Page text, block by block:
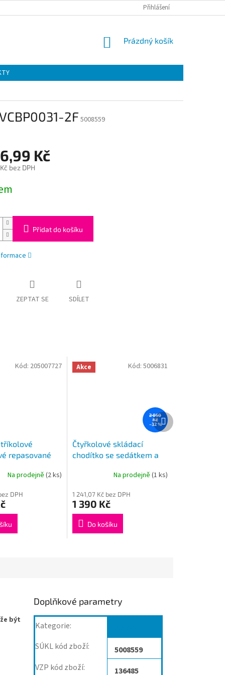
Přihlášení
NÁKUPNÍ
Prázdný košík
2F 5008559
Kč
bez DPH
Přidat do košíku
ZEPTAT SE SDÍLET
repasované
Na prodejně(2 ks)
DPH
Kód: 205007727 Akce
2 050
Kč
–32 %
Čtyřkolové skládací
chodítko se sedátkem a
Na prodejně (1 ks)
1 241,07 Kč bez DPH
1 390 Kč
Do košíku
Kód: 5006831
Další
produkt
být
Doplňkové parametry
Kategorie:
SÚKL kód zboží:
5008559
VZP kód zboží: 136485